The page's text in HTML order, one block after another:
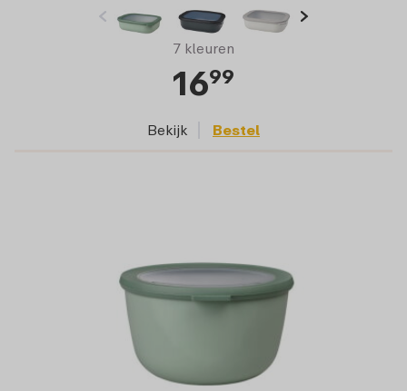
7 kleuren
1699
Bekijk Bestel